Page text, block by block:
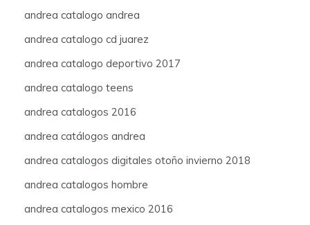
andrea catalogo andrea
andrea catalogo cd juarez
andrea catalogo deportivo 2017
andrea catalogo teens
andrea catalogos 2016
andrea catálogos andrea
andrea catalogos digitales otoño invierno 2018
andrea catalogos hombre
andrea catalogos mexico 2016